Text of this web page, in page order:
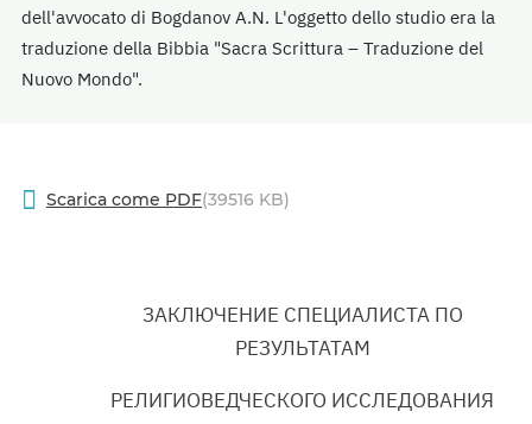
dell'avvocato di Bogdanov A.N. L'oggetto dello studio era la
traduzione della Bibbia "Sacra Scrittura – Traduzione del
Nuovo Mondo".
Scarica come PDF(39516 KB)
ЗАКЛЮЧЕНИЕ СПЕЦИАЛИСТА ПО
РЕЗУЛЬТАТАМ
РЕЛИГИОВЕДЧЕСКОГО ИССЛЕДОВАНИЯ